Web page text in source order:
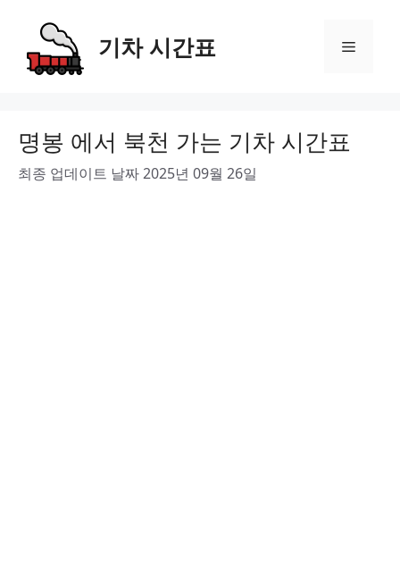
content
기차 시간표 Menu
명봉 에서 북천 가는 기차 시간표
최종 업데이트 날짜 2025년 09월 26일